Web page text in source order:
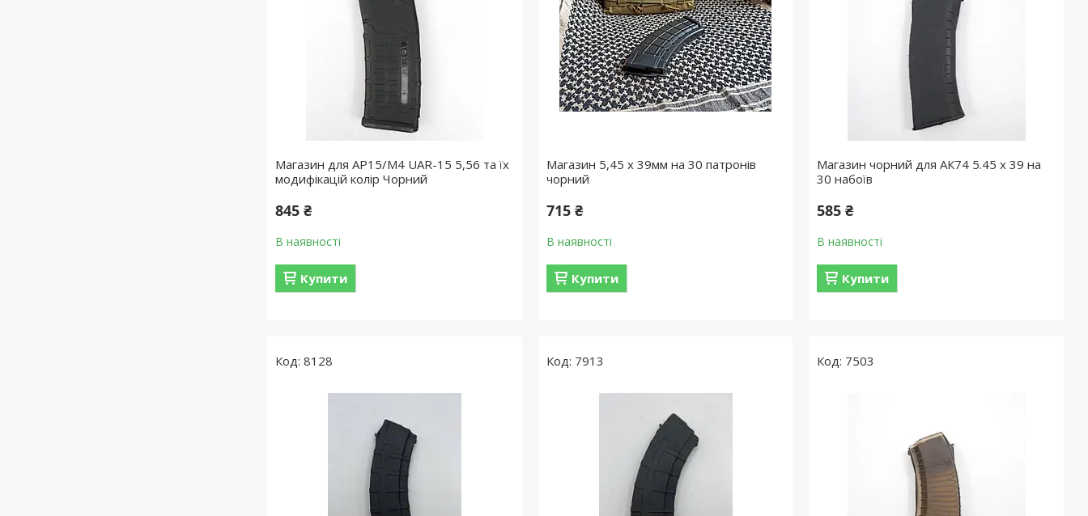
Магазин для АР15/М4 UAR-15 5,56 та їх
модифікацій колір Чорний
845 ₴
В наявності
Купити
Магазин 5,45 х 39мм на 30 патронів
чорний
715 ₴
В наявності
Купити
Магазин чорний для АК74 5.45 x 39 на
30 набоїв
585 ₴
В наявності
Купити
8128 7913 7503